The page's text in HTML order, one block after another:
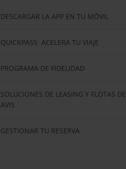
DESCARGAR LA APP EN TU MÓVIL
QUICKPASS: ACELERA TU VIAJE
PROGRAMA DE FIDELIDAD
SOLUCIONES DE LEASING Y FLOTAS DE
AVIS
GESTIONAR TU RESERVA